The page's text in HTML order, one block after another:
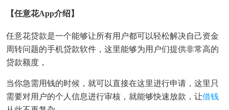
【任意花app介绍】
任意花贷款是一个能够让所有用户都可以轻松解决自己资金
周转问题的手机贷款软件，这里能够为用户们提供非常高的
贷款额度，
当你急需用钱的时候，就可以直接在这里进行申请，这里只
需要对用户的个人信息进行审核，就能够快速放款，让借钱